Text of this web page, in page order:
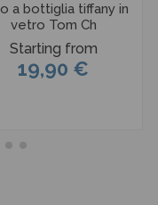
a bottiglia tiffany in
vetro Tom Ch
Starting from
19,90 €